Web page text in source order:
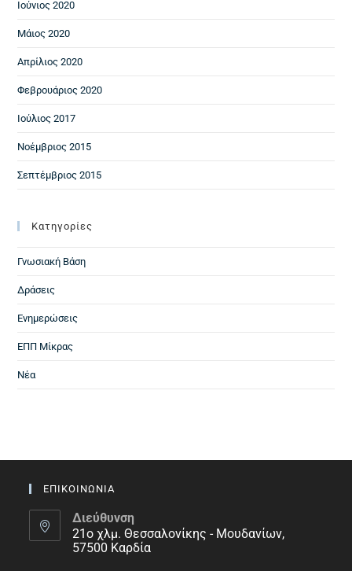
Ιούνιος 2020
Μάιος 2020
Απρίλιος 2020
Φεβρουάριος 2020
Ιούλιος 2017
Νοέμβριος 2015
Σεπτέμβριος 2015
Kατηγορίες
Γνωσιακή Βάση
Δράσεις
Ενημερώσεις
ΕΠΠ Μίκρας
Νέα
ΕΠΙΚΟΙΝΩΝΙΑ
Διεύθυνση
21ο χλμ. Θεσσαλονίκης - Μουδανίων,
57500 Καρδία